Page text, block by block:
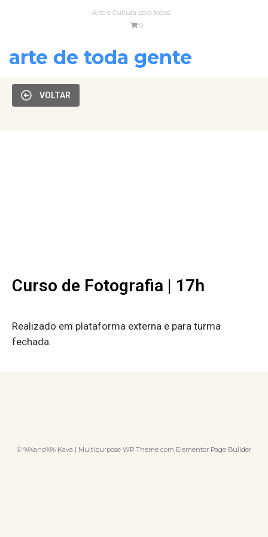
Arte e Cultura para todos
0
arte de toda gente
VOLTAR
Curso de Fotografia | 17h
Realizado em plataforma externa e para turma
fechada.
© %%ano%% Kava | Multipurpose WP Theme com Elementor Page Builder